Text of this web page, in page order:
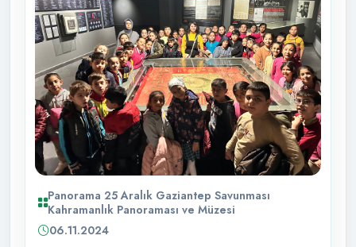
Panorama 25 Aralık Gaziantep Savunması
Kahramanlık Panoraması ve Müzesi
06.11.2024